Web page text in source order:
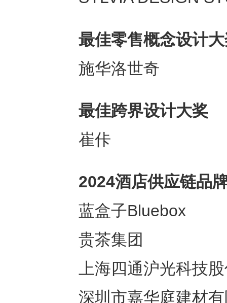
最佳零售概念设计⼤
施华洛世奇
最佳跨界设计⼤奖
崔佧
2024酒店供应链品
蓝盒子Bluebox
贵茶集团
上海四通沪光科技
深圳市嘉华庭建材